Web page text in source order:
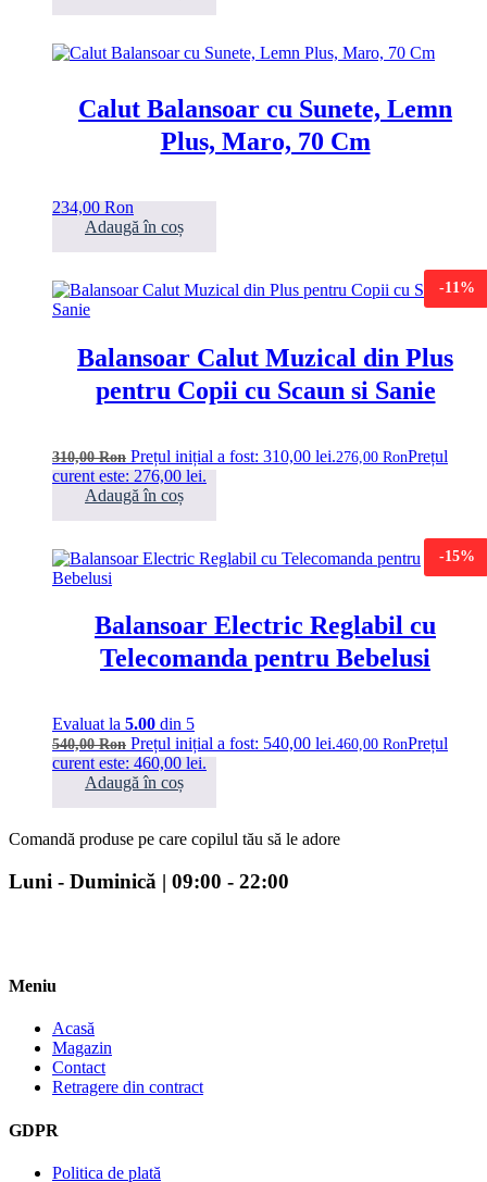
Calut Balansoar cu Sunete, Lemn
Plus, Maro, 70 Cm
234,00Ron
Adaugă în coș
-11%
Balansoar Calut Muzical din Plus
pentru Copii cu Scaun si Sanie
310,00Ron Prețul inițial a fost: 310,00 lei.276,00 RonPrețul
curent este: 276,00 lei.
Adaugă în coș
-15%
Balansoar Electric Reglabil cu
Telecomanda pentru Bebelusi
Evaluat la 5.00 din 5
540,00Ron Prețul inițial a fost: 540,00 lei.460,00 RonPrețul
curent este: 460,00 lei.
Adaugă în coș
Comandă produse pe care copilul tău să le adore
Luni - Duminică | 09:00 - 22:00
Meniu
Acasă
Magazin
Contact
Retragere din contract
GDPR
Politica de plată